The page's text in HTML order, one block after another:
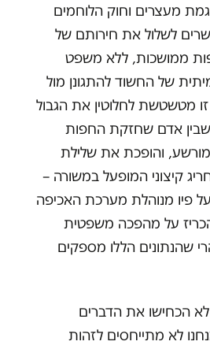
מעצרים וחוק הלוחמים
לשלול את חירותם של
ממושכות, ללא משפט
של החשוד להתגונן מול
מטשטשת לחלוטין את הגבול
שבין אדם שחזקת החפות
מורשע, והופכת את שלילת
קיצוני המופעל במשורה –
פיו מנוהלת מערכת האכיפה
על מהפכה משפטית
שהנתונים הללו מספקים
הכחישו את הדברים
לא מתייחסים לזהות